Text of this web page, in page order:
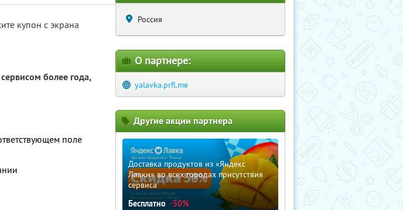
купон с экрана
более года,
поле
Россия
О партнере:
yalavka.prfl.me
Другие акции партнера
Доставка продуктов из «Яндекс
Лавки» во всех городах присутствия
сервиса
Бесплатно -50%